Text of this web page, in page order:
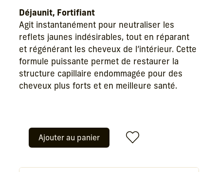
initial
était :
44,00 €.
est :
35,20 €.
Déjaunit, Fortifiant
Agit instantanément pour neutraliser les
reflets jaunes indésirables, tout en réparant
et régénérant les cheveux de l’intérieur. Cette
formule puissante permet de restaurer la
structure capillaire endommagée pour des
cheveux plus forts et en meilleure santé.
quantité
Masque
Ajouter au panier